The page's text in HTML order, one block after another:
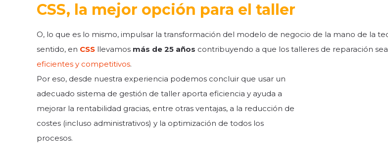
CSS, la mejor opción para el taller
O, lo que es lo mismo, impulsar la transformación del modelo de negocio de la mano de la
sentido, en CSS llevamos más de 25 años contribuyendo a que los talleres de reparación
eficientes y competitivos.
Por eso, desde nuestra experiencia podemos concluir que usar un
adecuado sistema de gestión de taller aporta eficiencia y ayuda a
mejorar la rentabilidad gracias, entre otras ventajas, a la reducción de
costes (incluso administrativos) y la optimización de todos los
procesos.